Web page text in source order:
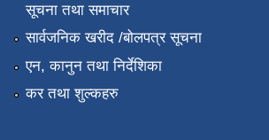
सूचना तथा समाचार
सार्वजनिक खरीद /बोलपत्र सूचना
एन, कानुन तथा निर्देशिका
कर तथा शुल्कहरु